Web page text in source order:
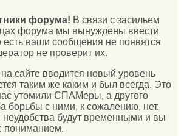
форума! В связи с засильем
форума мы вынуждены ввести
ваши сообщения не появятся
не проверит их.
на сайте вводится новый уровень
таким же каким и был всегда. Это
утомили СПАМеры, а другого
борьбы с ними, к сожалению, нет.
неудобства будут временными и вы
пониманием.